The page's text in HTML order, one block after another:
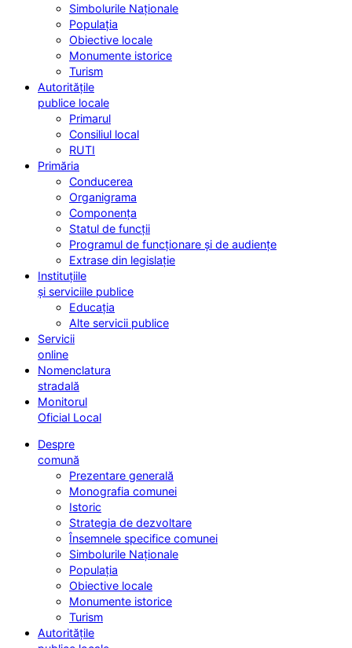
Simbolurile Naționale
Populația
Obiective locale
Monumente istorice
Turism
Autoritățile
publice locale
Primarul
Consiliul local
RUTI
Primăria
Conducerea
Organigrama
Componența
Statul de funcții
Programul de funcționare și de audiențe
Extrase din legislație
Instituțiile
și serviciile publice
Educația
Alte servicii publice
Servicii
online
Nomenclatura
stradală
Monitorul
Oficial Local
Despre
comună
Prezentare generală
Monografia comunei
Istoric
Strategia de dezvoltare
Însemnele specifice comunei
Simbolurile Naționale
Populația
Obiective locale
Monumente istorice
Turism
Autoritățile